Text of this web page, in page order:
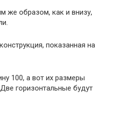
же образом, как и внизу,
показанная на
100, а вот их размеры
горизонтальные будут